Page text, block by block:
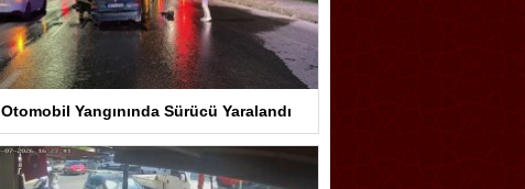
Otomobil Yangınında Sürücü Yaralandı